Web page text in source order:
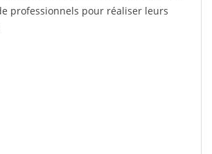
professionnels pour réaliser leurs